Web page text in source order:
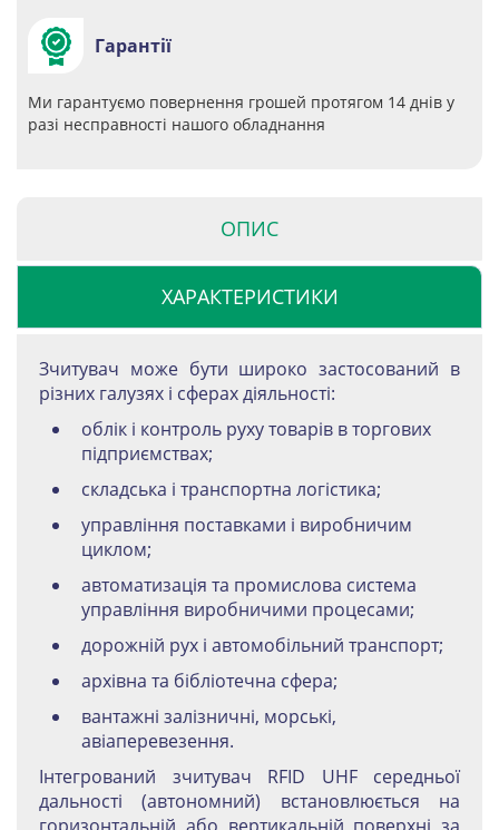
Гарантії
Ми гарантуємо повернення грошей протягом 14 днів у
разі несправності нашого обладнання
ОПИС
ХАРАКТЕРИСТИКИ
Зчитувач може бути широко застосований в
різних галузях і сферах діяльності:
облік і контроль руху товарів в торгових
підприємствах;
складська і транспортна логістика;
управління поставками і виробничим
циклом;
автоматизація та промислова система
управління виробничими процесами;
дорожній рух і автомобільний транспорт;
архівна та бібліотечна сфера;
вантажні залізничні, морські,
авіаперевезення.
Інтегрований зчитувач RFID UHF середньої
дальності (автономний) встановлюється на